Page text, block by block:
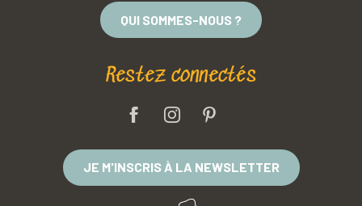
QUI SOMMES-NOUS ?
Restez connectés
JE M'INSCRIS À LA NEWSLETTER